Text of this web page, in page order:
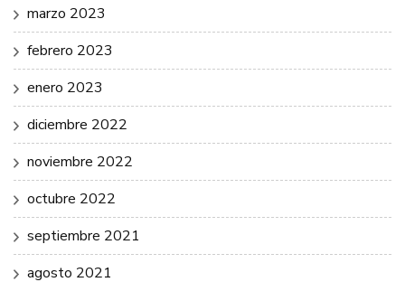
marzo 2023
febrero 2023
enero 2023
diciembre 2022
noviembre 2022
octubre 2022
septiembre 2021
agosto 2021